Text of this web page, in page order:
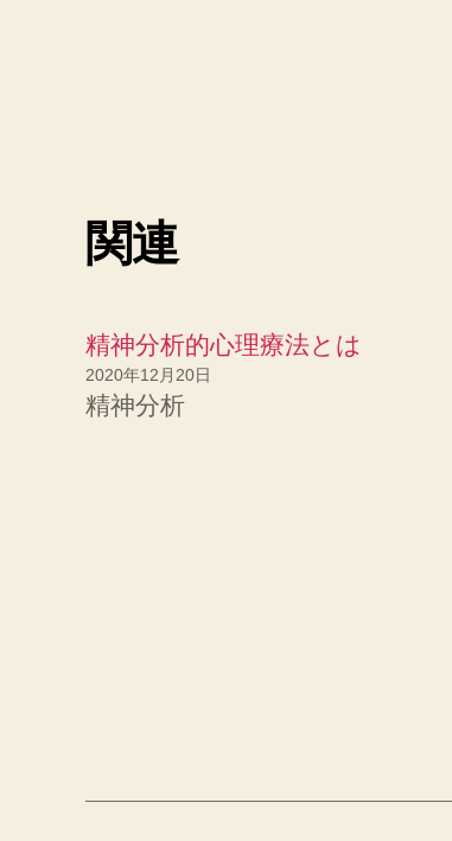
関連
精神分析的心理療法とは
2020年12月20日
精神分析